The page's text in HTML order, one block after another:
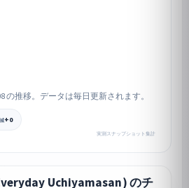
の推移。データは毎日更新されます。
+0
実測スナップショット集計
Uchiyamasan) のチ